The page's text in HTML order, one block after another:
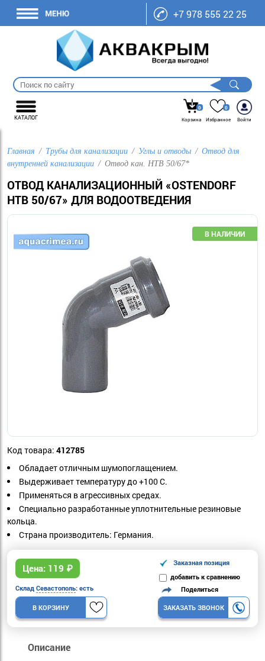
+7 978 555 22 25
КАТАЛОГ
0
Корзина
0
Избранное
Войти
Главная Трубы для канализации Углы и отводы
Отвод для
внутренней канализации
Отвод кан. HTB 50/67*
ОТВОД КАНАЛИЗАЦИОННЫЙ «OSTENDORF
HTB 50/67» ДЛЯ ВОДООТВЕДЕНИЯ
Код товара: 412785
Обладает отличным шумопоглащением.
Выдерживает температуру до +100 С.
Применяться в агрессивных средах.
Специально разработанные уплотнительные резиновые
кольца.
Страна производитель: Германия.
Цена: 119 ₽
Заказная позиция
добавить к сравнению
Склад Севастополь: есть
В КОРЗИНУ
Поделиться
ЗАКАЗАТЬ ЗВОНОК
Описание